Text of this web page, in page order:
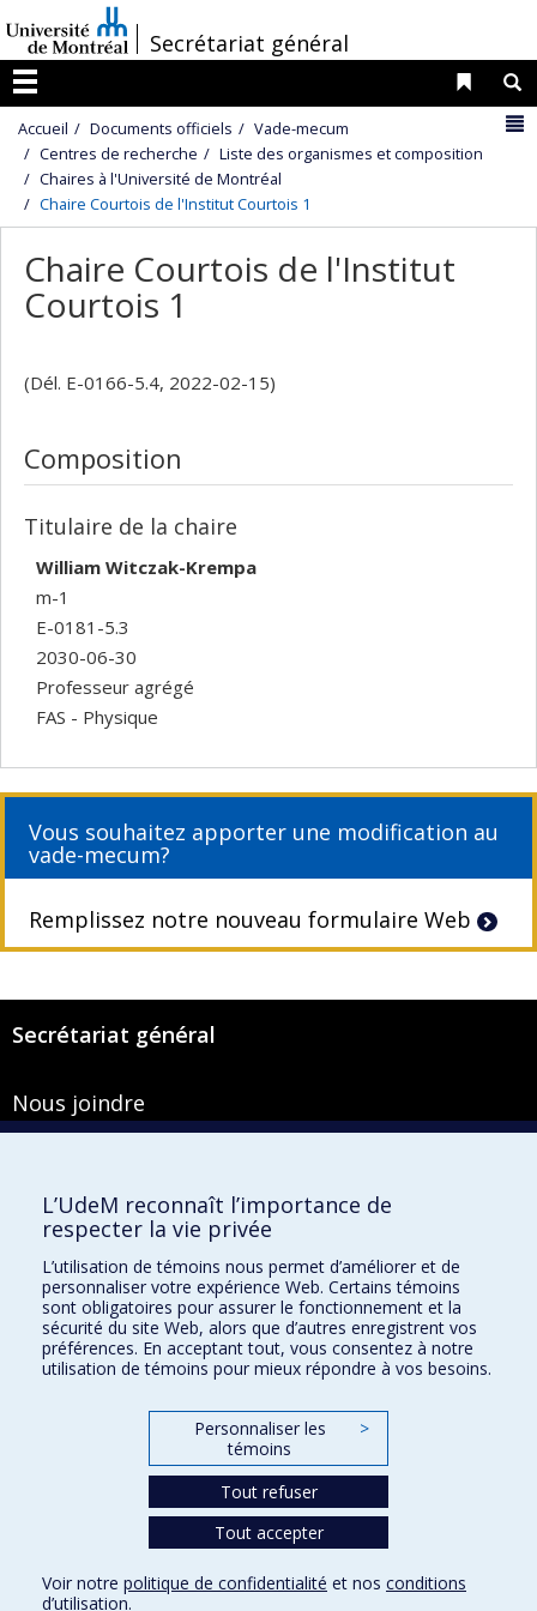
au
contenu
/
Secrétariat général
Menu
Liens
Accueil Documents officiels
Vade-mecum
Centres de recherche
Liste des organismes et composition
Chaires à l'Université de Montréal
Chaire Courtois de l'Institut Courtois 1
Chaire Courtois de l'Institut
Courtois 1
(Dél. E-0166-5.4, 2022-02-15)
Composition
Titulaire de la chaire
William Witczak-Krempa
m-1
E-0181-5.3
2030-06-30
Professeur agrégé
FAS - Physique
Vous souhaitez apporter une modification au
vade-mecum?
Remplissez notre nouveau formulaire Web
Secrétariat général
Nous joindre
Montréal (Québec) H3T 1J4
Courriel : secretariat-general@umontreal.ca
Admission
Plan du site
Accessibilité
Accès au portail sécurisé du Secrétariat général
Recherche dans le vade-mecum
Conditions d’utilisation
L’UdeM reconnaît l’importance de
respecter la vie privée
L’utilisation de témoins nous permet d’améliorer et de
personnaliser votre expérience Web. Certains témoins
sont obligatoires pour assurer le fonctionnement et la
sécurité du site Web, alors que d’autres enregistrent vos
préférences. En acceptant tout, vous consentez à notre
utilisation de témoins pour mieux répondre à vos besoins.
Personnaliser les
témoins
>
Tout refuser
Tout accepter
Voir notre politique de confidentialité et nos conditions
d’utilisation.